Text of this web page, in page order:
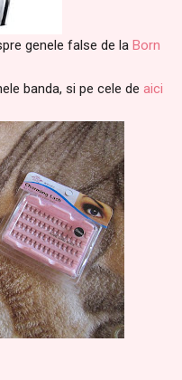
genele false de la Born
banda, si pe cele de aici